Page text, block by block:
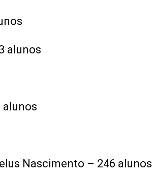
alunos
alunos
Nascimento – 246 alunos